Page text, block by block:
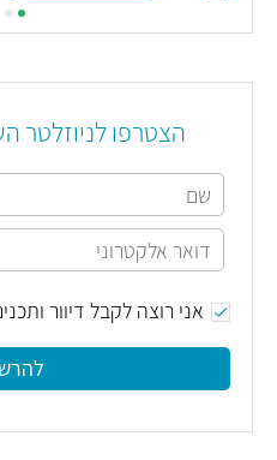
הצטרפו לניוזלטר
אני רוצה לקבל דיוור